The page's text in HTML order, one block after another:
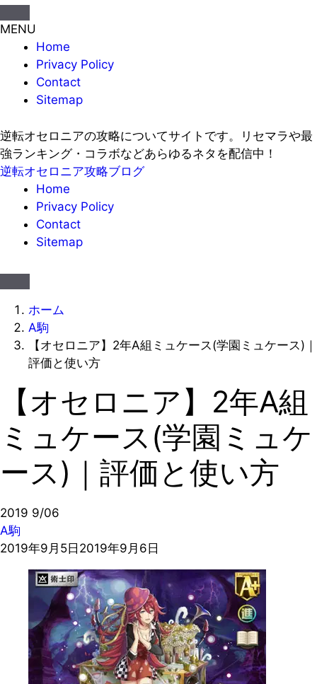
MENU
Home
Privacy Policy
Contact
Sitemap
逆転オセロニアの攻略についてサイトです。リセマラや最
強ランキング・コラボなどあらゆるネタを配信中！
逆転オセロニア攻略ブログ
Home
Privacy Policy
Contact
Sitemap
ホーム
A駒
【オセロニア】2年A組ミュケース(学園ミュケース)｜
評価と使い方
【オセロニア】2年A組
ミュケース(学園ミュケ
ース)｜評価と使い方
2019 9/06
A駒
2019年9月5日 2019年9月6日